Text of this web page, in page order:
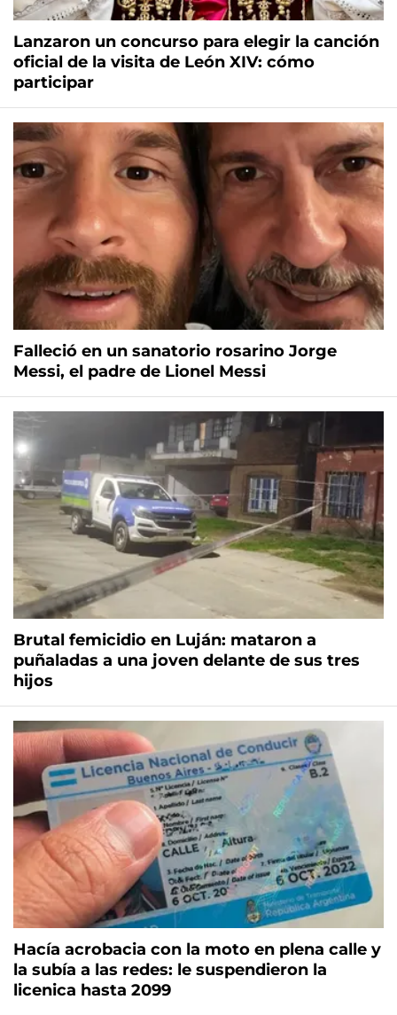
Lanzaron un concurso para elegir la canción
oficial de la visita de León XIV: cómo
participar
Falleció en un sanatorio rosarino Jorge
Messi, el padre de Lionel Messi
Brutal femicidio en Luján: mataron a
puñaladas a una joven delante de sus tres
hijos
Hacía acrobacia con la moto en plena calle y
la subía a las redes: le suspendieron la
licenica hasta 2099